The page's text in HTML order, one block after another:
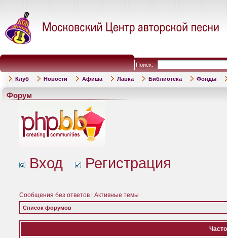
Поиск:
Клуб Новости Афиша Лавка Библиотека Фонды
Форум
Вход Регистрация
Сообщения без ответов Активные темы
Список форумов